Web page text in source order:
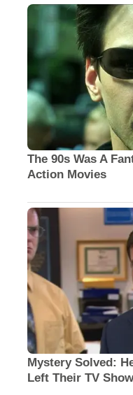
The 90s Was A
Action Movies
Mystery Solved:
Left Their TV